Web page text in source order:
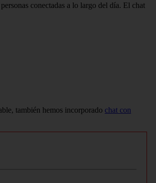
conectadas a lo largo del día. El chat
también hemos incorporado chat con